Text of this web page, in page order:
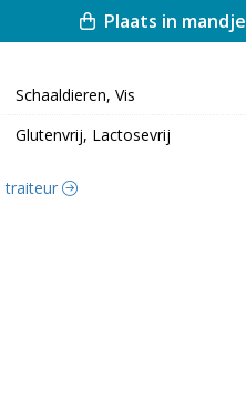
Plaats in mandje
Schaaldieren, Vis
Glutenvrij, Lactosevrij
traiteur